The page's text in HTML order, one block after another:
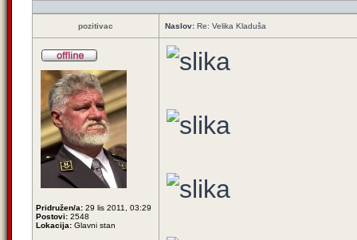
pozitivac Naslov: Re: Velika Kladuša
Pridružen/a: 29 lis 2011, 03:29
Postovi: 2548
Lokacija: Glavni stan